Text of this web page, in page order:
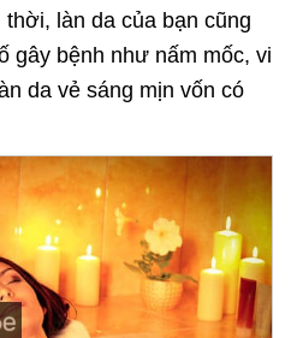
làn da của bạn cũng
gây bệnh như nấm mốc, vi
da vẻ sáng mịn vốn có